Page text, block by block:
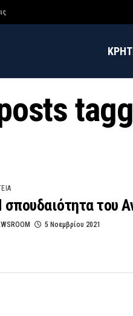
σπουδαιότητα του
5 Νοεμβρίου 2021